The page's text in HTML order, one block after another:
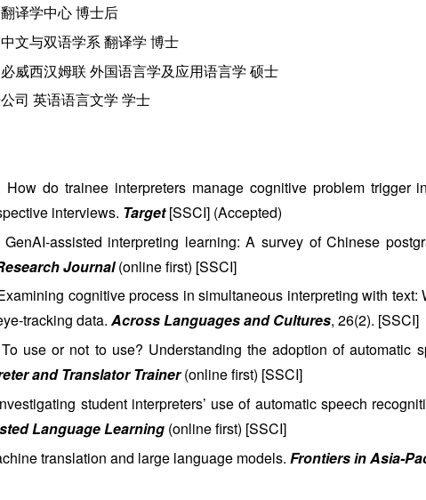
译学中心 博士后
文与双语学系 翻译学 博士
威西汉姆联 外国语言学及应用语言学 硕士
司 英语语言文学 学士
do trainee interpreters manage cognitive problem trigger
interviews. Target[SSCI] (Accepted)
GenAI-assisted interpreting learning: A survey of Chinese
Journal(online first) [SSCI]
cognitive process in simultaneous interpreting with
tracking data. Across Languages and Cultures, 26(2). [SSCI]
use or not to use? Understanding the adoption of automatic
and Translator Trainer(online first) [SSCI]
student interpreters’ use of automatic speech
Language Learning (online first) [SSCI]
translation and large language models. Frontiers in Asia-